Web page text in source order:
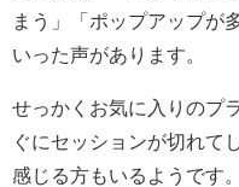
まう」「ポップアップが
いった声があります。
せっかくお気に入りのプ
ぐにセッションが切れて
感じる方もいるようです。